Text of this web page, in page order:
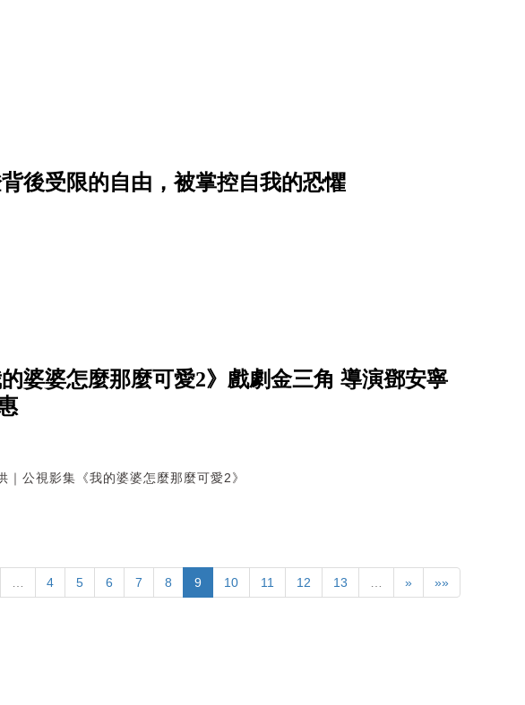
後受限的自由，被掌控自我的恐懼
婆婆怎麼那麼可愛2》戲劇金三角 導演鄧安寧
公視影集《我的婆婆怎麼那麼可愛2》
… 4 5 6 7 8 9 10 11 12 13 … » »»